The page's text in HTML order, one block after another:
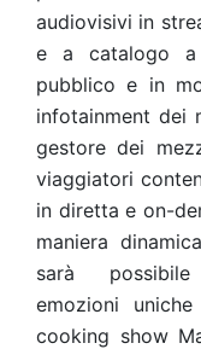
audiovisivi in
e a catalogo
pubblico e in
infotainment dei
gestore dei
viaggiatori
in diretta e on-
maniera
sarà
emozioni
cooking show